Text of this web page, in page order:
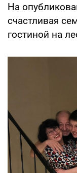
На
счастливая
гостиной на